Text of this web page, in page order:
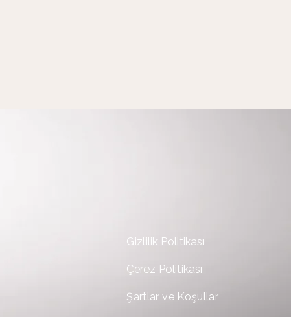
Gizlilik Politikası
Çerez Politikası
Şartlar ve Koşullar